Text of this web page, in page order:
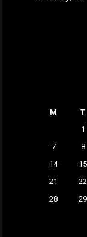
M T
1
7
8
14
15
21
22
28
29